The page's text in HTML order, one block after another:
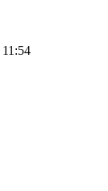
11:54